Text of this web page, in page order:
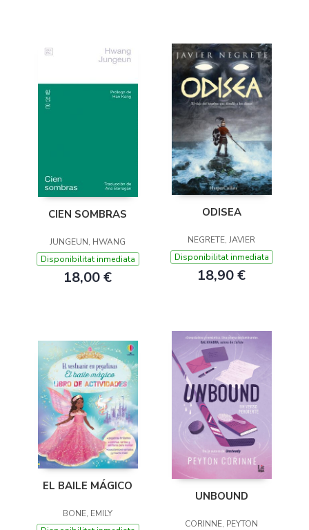
CIEN SOMBRAS
JUNGEUN, HWANG
Disponibilitat inmediata
18,00 €
ODISEA
NEGRETE, JAVIER
Disponibilitat inmediata
18,90 €
EL BAILE MÁGICO
BONE, EMILY
UNBOUND
CORINNE, PEYTON